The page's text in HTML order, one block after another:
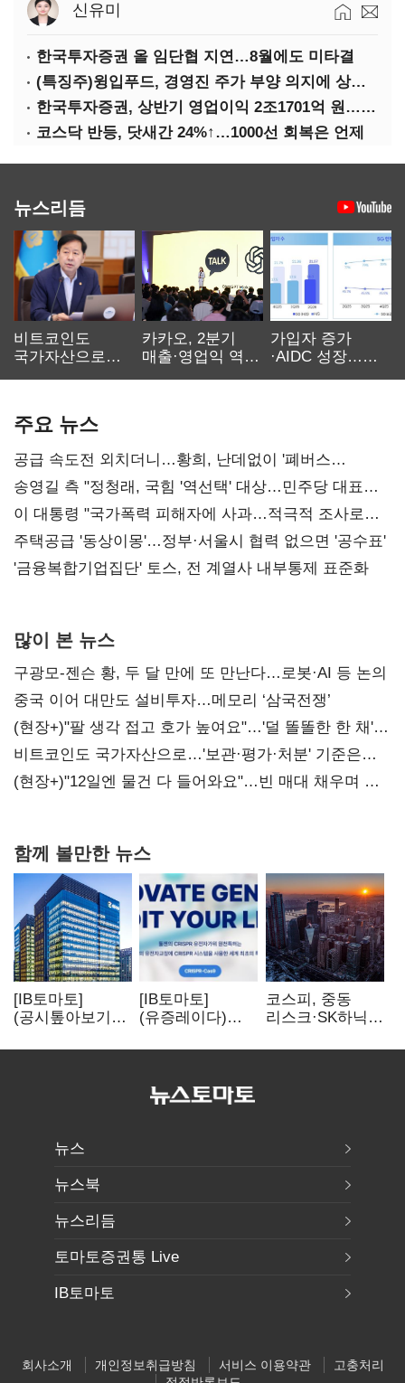
신유미
한국투자증권 올 임단협 지연…8월에도 미타결
(특징주)윙입푸드, 경영진 주가 부양 의지에 상한가
한국투자증권, 상반기 영업이익 2조1701억 원… 전년비 89.1%↑
코스닥 반등, 닷새간 24%↑…1000선 회복은 언제
뉴스리듬
비트코인도
국가자산으로…'
카카오, 2분기
매출·영업익 역대
가입자 증가
·AIDC 성장…
주요 뉴스
공급 속도전 외치더니…황희, 난데없이 '폐버스
리모델링' 제안
송영길 측 "정청래, 국힘 '역선택' 대상…민주당 대표로
총선 지휘 못해"
이 대통령 "국가폭력 피해자에 사과…적극적 조사로
진실 밝혀야"
주택공급 '동상이몽'…정부·서울시 협력 없으면 '공수표'
'금융복합기업집단' 토스, 전 계열사 내부통제 표준화
많이 본 뉴스
구광모-젠슨 황, 두 달 만에 또 만난다…로봇·AI 등 논의
중국 이어 대만도 설비투자…메모리 ‘삼국전쟁’
(현장+)"팔 생각 접고 호가 높여요"…'덜 똘똘한 한 채'
20억 키맞추기
비트코인도 국가자산으로…'보관·평가·처분' 기준은
숙제
(현장+)"12일엔 물건 다 들어와요"…빈 매대 채우며 문
함께 볼만한 뉴스
[IB토마토]
(공시톺아보기)
바로 매출로
[IB토마토]
(유증레이다)
3분의 1 토막…
비용부터 챙긴다
코스피, 중동
리스크·SK하닉
뒷걸음
뉴스
뉴스북
뉴스리듬
토마토증권통 Live
IB토마토
회사소개 개인정보취급방침 서비스 이용약관
고충처리